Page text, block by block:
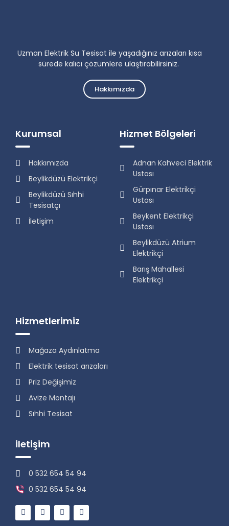
Uzman Elektrik Su Tesisat ile yaşadığınız arızaları kısa
sürede kalıcı çözümlere ulaştırabilirsiniz.
Hakkımızda
Kurumsal
Hakkımızda
Beylikdüzü Elektrikçi
Beylikdüzü Sıhhi
Tesisatçı
İletişim
Hizmet Bölgeleri
Adnan Kahveci Elektrik
Ustası
Gürpınar Elektrikçi
Ustası
Beykent Elektrikçi
Ustası
Beylikdüzü Atrium
Elektrikçi
Barış Mahallesi
Elektrikçi
Hizmetlerimiz
Mağaza Aydınlatma
Elektrik tesisat arızaları
Priz Değişimiz
Avize Montajı
Sıhhi Tesisat
iletişim
0 532 654 54 94
0 532 654 54 94